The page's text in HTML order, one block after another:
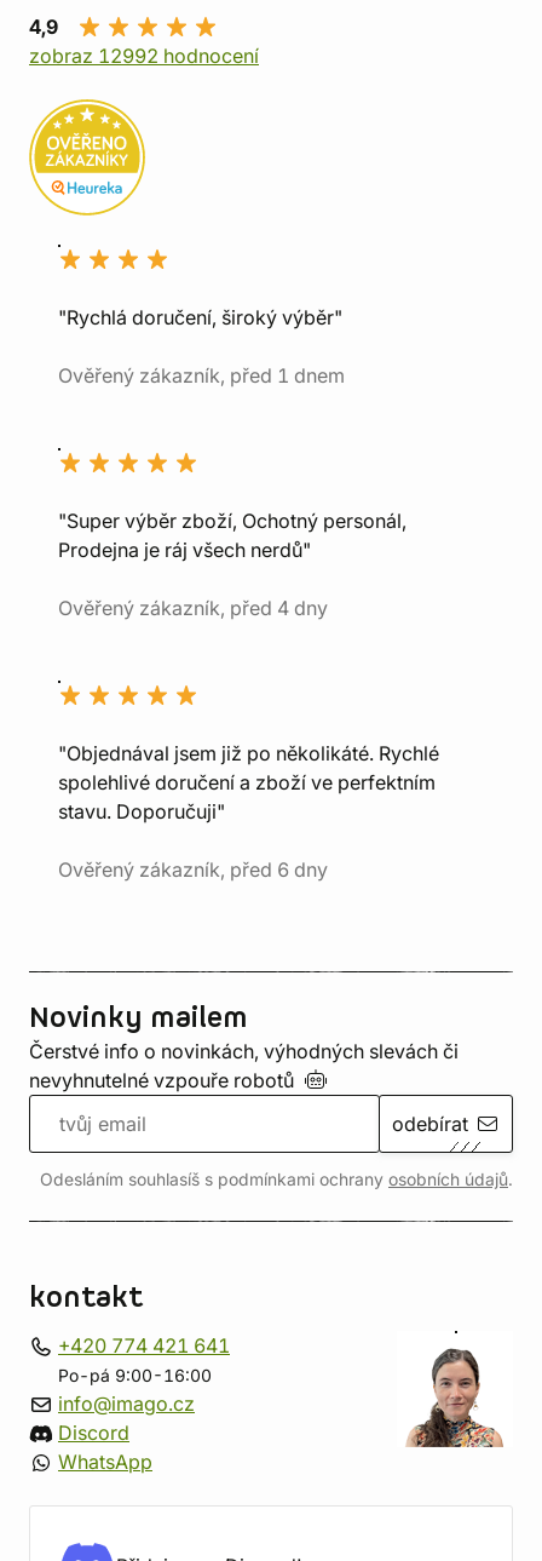
4,9
zobraz 12992 hodnocení
"Rychlá doručení, široký výběr"
Ověřený zákazník, před 1 dnem
"Super výběr zboží, Ochotný personál,
Prodejna je ráj všech nerdů"
Ověřený zákazník, před 4 dny
"Objednával jsem již po několikáté. Rychlé
spolehlivé doručení a zboží ve perfektním
stavu. Doporučuji"
Ověřený zákazník, před 6 dny
Novinky mailem
Čerstvé info o novinkách, výhodných slevách či
nevyhnutelné vzpouře robotů
odebírat
Odesláním souhlasíš s podmínkami ochrany osobních údajů.
kontakt
+420 774 421 641
Po-pá 9:00-16:00
info@imago.cz
Discord
WhatsApp